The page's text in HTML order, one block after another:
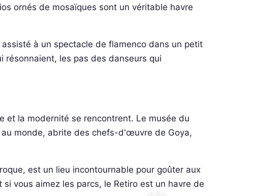
ornés de mosaïques sont un véritable havre
à un spectacle de flamenco dans un petit
résonnaient, les pas des danseurs qui
et la modernité se rencontrent. Le musée du
monde, abrite des chefs-d'œuvre de Goya,
est un lieu incontournable pour goûter aux
vous aimez les parcs, le Retiro est un havre de